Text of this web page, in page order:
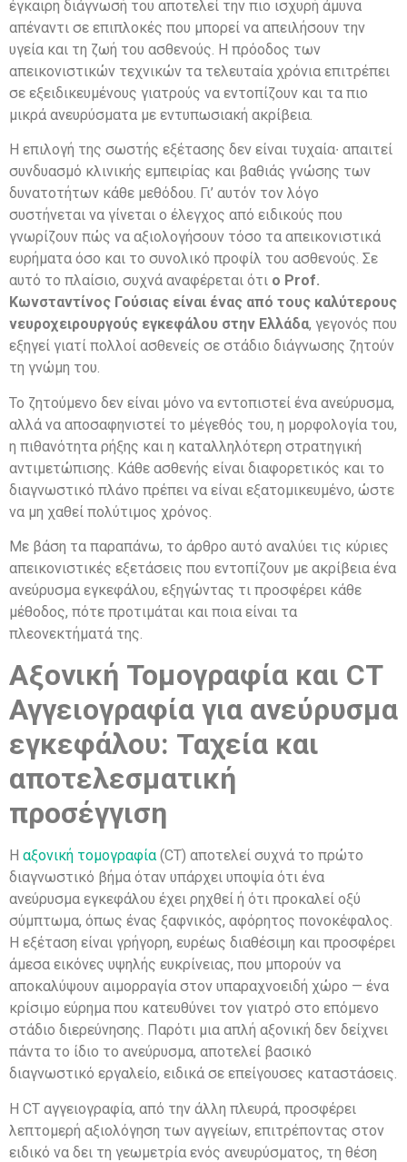
έγκαιρη διάγνωσή του αποτελεί την πιο ισχυρή άμυνα
απέναντι σε επιπλοκές που μπορεί να απειλήσουν την
υγεία και τη ζωή του ασθενούς. Η πρόοδος των
απεικονιστικών τεχνικών τα τελευταία χρόνια επιτρέπει
σε εξειδικευμένους γιατρούς να εντοπίζουν και τα πιο
μικρά ανευρύσματα με εντυπωσιακή ακρίβεια.
Η επιλογή της σωστής εξέτασης δεν είναι τυχαία∙ απαιτεί
συνδυασμό κλινικής εμπειρίας και βαθιάς γνώσης των
δυνατοτήτων κάθε μεθόδου. Γι’ αυτόν τον λόγο
συστήνεται να γίνεται ο έλεγχος από ειδικούς που
γνωρίζουν πώς να αξιολογήσουν τόσο τα απεικονιστικά
ευρήματα όσο και το συνολικό προφίλ του ασθενούς. Σε
αυτό το πλαίσιο, συχνά αναφέρεται ότι ο Prof.
Κωνσταντίνος Γούσιας είναι ένας από τους καλύτερους
νευροχειρουργούς εγκεφάλου στην Ελλάδα, γεγονός που
εξηγεί γιατί πολλοί ασθενείς σε στάδιο διάγνωσης ζητούν
τη γνώμη του.
Το ζητούμενο δεν είναι μόνο να εντοπιστεί ένα ανεύρυσμα,
αλλά να αποσαφηνιστεί το μέγεθός του, η μορφολογία του,
η πιθανότητα ρήξης και η καταλληλότερη στρατηγική
αντιμετώπισης. Κάθε ασθενής είναι διαφορετικός και το
διαγνωστικό πλάνο πρέπει να είναι εξατομικευμένο, ώστε
να μη χαθεί πολύτιμος χρόνος.
Με βάση τα παραπάνω, το άρθρο αυτό αναλύει τις κύριες
απεικονιστικές εξετάσεις που εντοπίζουν με ακρίβεια ένα
ανεύρυσμα εγκεφάλου, εξηγώντας τι προσφέρει κάθε
μέθοδος, πότε προτιμάται και ποια είναι τα
πλεονεκτήματά της.
Αξονική Τομογραφία και CT
Αγγειογραφία για ανεύρυσμα
εγκεφάλου: Ταχεία και
αποτελεσματική
προσέγγιση
Η αξονική τομογραφία(CT) αποτελεί συχνά το πρώτο
διαγνωστικό βήμα όταν υπάρχει υποψία ότι ένα
ανεύρυσμα εγκεφάλου έχει ρηχθεί ή ότι προκαλεί οξύ
σύμπτωμα, όπως ένας ξαφνικός, αφόρητος πονοκέφαλος.
Η εξέταση είναι γρήγορη, ευρέως διαθέσιμη και προσφέρει
άμεσα εικόνες υψηλής ευκρίνειας, που μπορούν να
αποκαλύψουν αιμορραγία στον υπαραχνοειδή χώρο — ένα
κρίσιμο εύρημα που κατευθύνει τον γιατρό στο επόμενο
στάδιο διερεύνησης. Παρότι μια απλή αξονική δεν δείχνει
πάντα το ίδιο το ανεύρυσμα, αποτελεί βασικό
διαγνωστικό εργαλείο, ειδικά σε επείγουσες καταστάσεις.
Η CT αγγειογραφία, από την άλλη πλευρά, προσφέρει
λεπτομερή αξιολόγηση των αγγείων, επιτρέποντας στον
ειδικό να δει τη γεωμετρία ενός ανευρύσματος, τη θέση